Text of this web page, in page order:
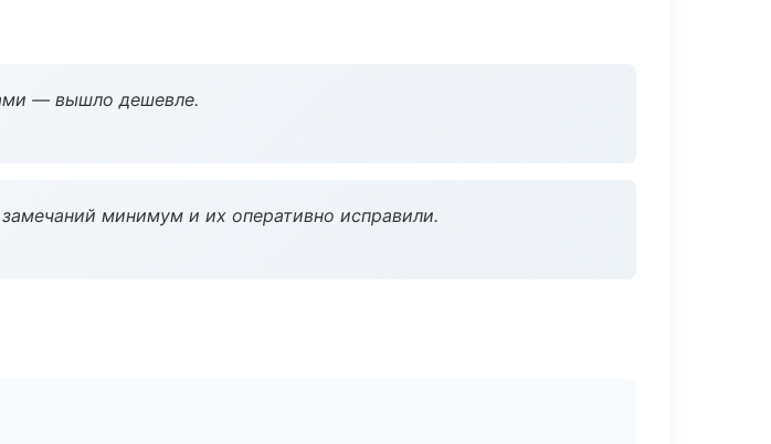
— вышло дешевле.
минимум и их оперативно исправили.